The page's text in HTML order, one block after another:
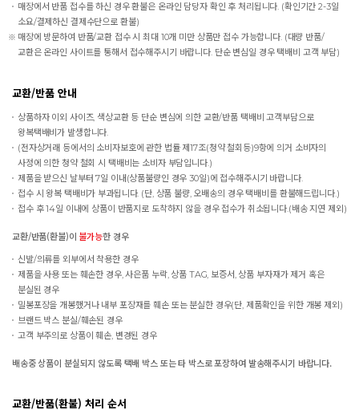
매장에서 반품 접수를 하신 경우 환불은 온라인 담당자 확인 후 처리됩니다. (확인기간 2-3일
소요/결제하신 결제수단으로 환불)
매장에 방문하여 반품/교환 접수 시 최대 10개 미만 상품만 접수 가능합니다. (대량 반품/
교환은 온라인 사이트를 통해서 접수해주시기 바랍니다. 단순 변심일 경우 택배비 고객 부담)
교환/반품 안내
상품하자 이외 사이즈, 색상교환 등 단순 변심에 의한 교환/반품 택배비 고객부담으로
왕복택배비가 발생합니다.
(전자상거래 등에서의 소비자보호에 관한 법률 제17조(청약 철회등)9항에 의거 소비자의
사정에 의한 청약 철회 시 택배비는 소비자 부담입니다.)
제품을 받으신 날부터 7일 이내(상품불량인 경우 30일)에 접수해주시기 바랍니다.
접수 시 왕복 택배비가 부과됩니다. (단, 상품 불량, 오배송의 경우 택배비를 환불해드립니다.)
접수 후 14일 이내에 상품이 반품지로 도착하지 않을 경우 접수가 취소됩니다.(배송 지연 제외)
교환/반품(환불)이 불가능한 경우
신발/의류를 외부에서 착용한 경우
제품을 사용 또는 훼손한 경우, 사은품 누락, 상품 TAG, 보증서, 상품 부자재가 제거 혹은
분실된 경우
밀봉포장을 개봉했거나 내부 포장재를 훼손 또는 분실한 경우(단, 제품확인을 위한 개봉 제외)
브랜드 박스 분실/훼손된 경우
고객 부주의로 상품이 훼손, 변경된 경우
배송중 상품이 분실되지 않도록 택배 박스 또는 타 박스로 포장하여 발송해주시기 바랍니다.
교환/반품(환불) 처리 순서